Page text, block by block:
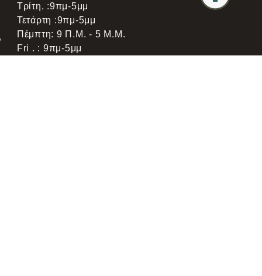
Τρίτη. :9πμ-5μμ
Τετάρτη :9πμ-5μμ
Πέμπτη: 9 Π.μ. - 5 Μ.μ.
Fri . : 9πμ-5μμ